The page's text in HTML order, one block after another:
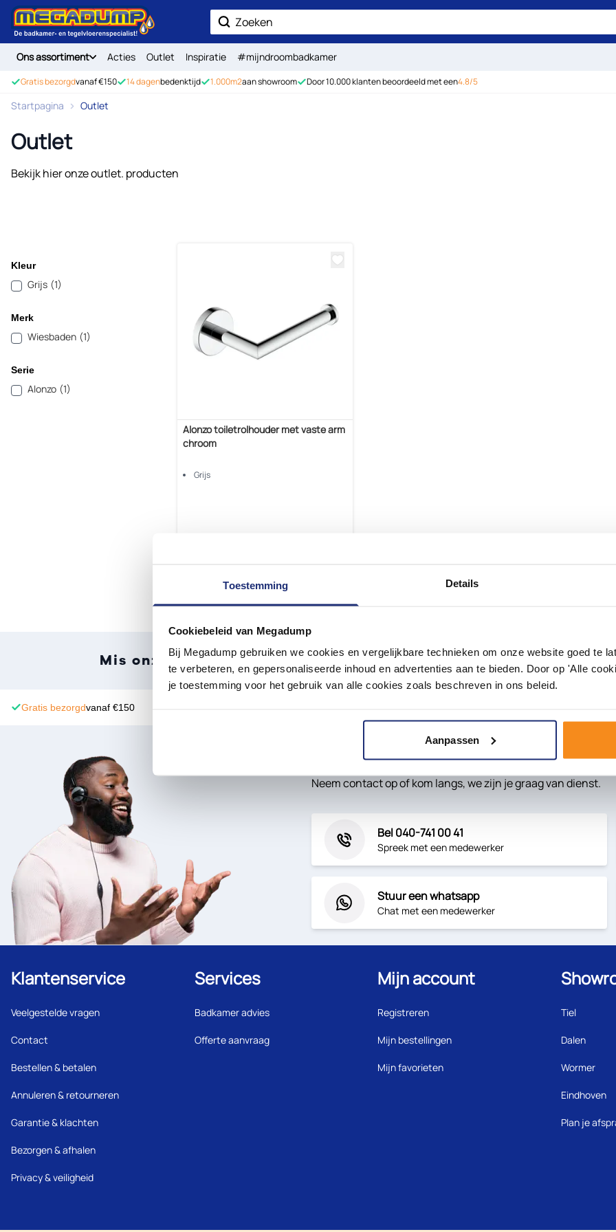
Toestemming Details
Cookiebeleid van Megadump
Bij Megadump gebruiken we cookies en vergelijkbare technieken om onze website goed te
te verbeteren, en gepersonaliseerde inhoud en advertenties aan te bieden. Door op 'Alle
je toestemming voor het gebruik van alle cookies zoals beschreven in ons beleid.
Aanpassen
Ga naar de inhoud
Zoek
Ons assortiment Acties Outlet Inspiratie #mijndroombadkamer
Gratis bezorgdvanaf €150 14 dagenbedenktijd 1.000m2aan showroom Door 10.000 klanten beoordeeld met een4.8/5
Startpagina Outlet
Outlet
Bekijk hier onze outlet. producten
Kleur
Grijs (1)
Merk
Wiesbaden (1)
Serie
Alonzo (1)
Alonzo toiletrolhouder met vaste arm
chroom
Grijs
Mis onze laatste ontwikkelingen en aanbiedingen niet
E-
Gratis bezorgdvanaf €150
Waar kunnen we je vandaag mee
Neem contact op of kom langs, we zijn je graag van dienst.
Bel 040-741 00 41
Spreek met een medewerker
Stuur een whatsapp
Chat met een medewerker
Klantenservice
Veelgestelde vragen
Contact
Bestellen & betalen
Annuleren & retourneren
Garantie & klachten
Bezorgen & afhalen
Privacy & veiligheid
Services
Badkamer advies
Offerte aanvraag
Mijn account
Registreren
Mijn bestellingen
Mijn favorieten
Tiel
Dalen
Wormer
Eindhoven
Plan je